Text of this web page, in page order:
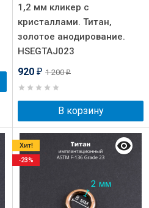
1,2 мм кликер с
кристаллами. Титан,
золотое анодирование.
HSEGTAJ023
920 ₽ 1 200₽
В корзину
Хит!
-23%